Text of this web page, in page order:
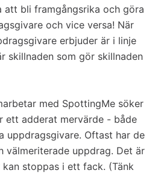
att bli framgångsrika och göra
och vice versa! När
erbjuder är i linje
skillnaden som gör skillnaden
med SpottingMe söker
ett adderat mervärde - både
uppdragsgivare. Oftast har de
välmeriterade uppdrag. Det är
stoppas i ett fack. (Tänk